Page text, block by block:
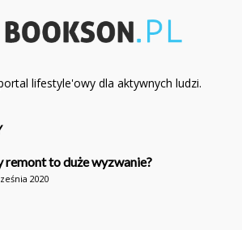
lifestyle'owy dla aktywnych ludzi.
remont to duże wyzwanie?
2020